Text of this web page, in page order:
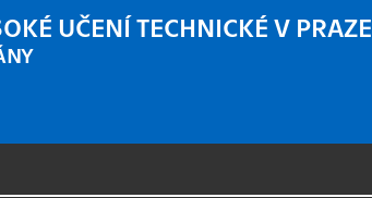
UČENÍ TECHNICKÉ V PRAZE